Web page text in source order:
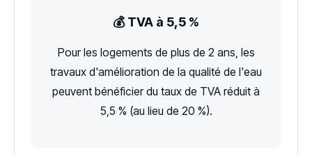
💰 TVA à 5,5 %
Pour les logements de plus de 2 ans, les
travaux d'amélioration de la qualité de l'eau
peuvent bénéficier du taux de TVA réduit à
5,5 % (au lieu de 20 %).